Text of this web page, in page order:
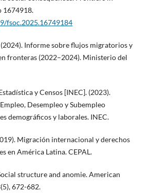
1674918.
fsoc.2025.16749184
Informe sobre flujos migratorios y
fronteras (2022–2024). Ministerio del
y Censos [INEC]. (2023).
Desempleo y Subempleo
demográficos y laborales. INEC.
Migración internacional y derechos
en América Latina. CEPAL.
structure and anomie. American
672-682.